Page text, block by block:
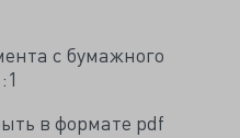
с бумажного
в формате pdf